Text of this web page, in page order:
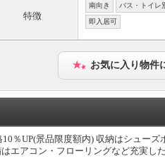
特徴
南向き バス・トイレ
即入居可
お気に入り物件
10％UP(景品限度額内) 収納はシュー
エアコン・フローリングなど充実し